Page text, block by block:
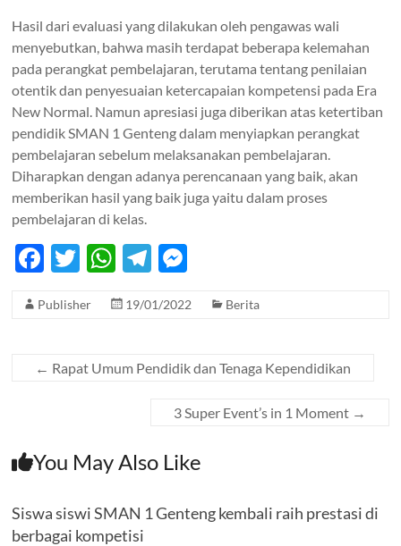
Hasil dari evaluasi yang dilakukan oleh pengawas wali
menyebutkan, bahwa masih terdapat beberapa kelemahan
pada perangkat pembelajaran, terutama tentang penilaian
otentik dan penyesuaian ketercapaian kompetensi pada Era
New Normal. Namun apresiasi juga diberikan atas ketertiban
pendidik SMAN 1 Genteng dalam menyiapkan perangkat
pembelajaran sebelum melaksanakan pembelajaran.
Diharapkan dengan adanya perencanaan yang baik, akan
memberikan hasil yang baik juga yaitu dalam proses
pembelajaran di kelas.
F
e
o
T
itt
W
at
A
T
e
a
m
se
g
er
Publisher 19/01/2022 Berita
← Rapat Umum Pendidik dan Tenaga Kependidikan
3 Super Event’s in 1 Moment →
You May Also Like
Siswa siswi SMAN 1 Genteng kembali raih prestasi di
berbagai kompetisi